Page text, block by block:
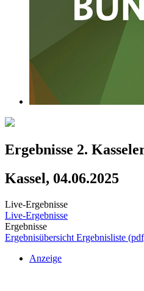
Ergebnisse 2.
Kassel, 04.06.2025
Live-Ergebnisse
Live-Ergebnisse
Ergebnisse
Ergebnisübersicht Ergebnisliste
Anzeige